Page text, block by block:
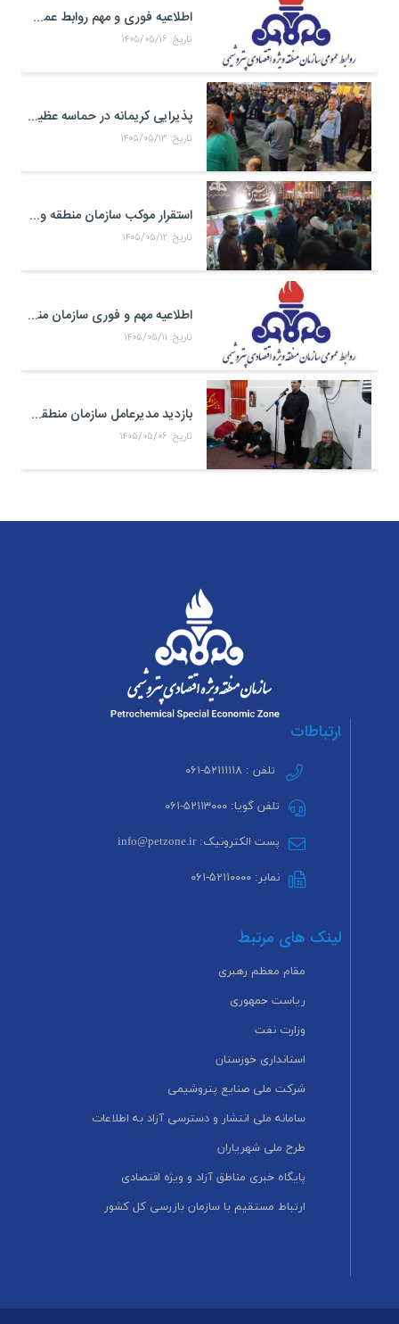
اطلاعیه فوری و مهم روابط عمومی و سخنگوی کمیته مدیریت بحران منطقه ويژه اقتصادی پتروشيمی
تاریخ: ۱۴۰۵/۰۵/۱۶
پذیرایی کریمانه در حماسه عظیم اربعین حسینی
تاریخ: ۱۴۰۵/۰۵/۱۳
استقرار موکب سازمان منطقه ویژه اقتصادی پتروشیمی در محل تجمعات مردمی در میدان امام بندر ماهشهر
تاریخ: ۱۴۰۵/۰۵/۱۲
اطلاعیه مهم و فوری سازمان منطقه ویژه اقتصادی پتروشیمی
تاریخ: ۱۴۰۵/۰۵/۱۱
بازدید مدیرعامل سازمان منطقه ویژه اقتصادی پتروشیمی از موکب حضرت علی اکبر(ع) کارکنان منطقه ویژه اقتصادی پتروشیمی در مرز شلمچه
تاریخ: ۱۴۰۵/۰۵/۰۶
ارتباطات
تلفن : ۵۲۱۱۱۱۱۸-۰۶۱
تلفن گویا: ۵۲۱۱۳۰۰۰-۰۶۱
پست الکترونیک: info@petzone.ir
نمابر: ۵۲۱۱۰۰۰۰-۰۶۱
لینک های مرتبط
مقام معظم رهبری
ریاست جمهوری
وزارت نفت
استانداری خوزستان
شرکت ملی صنایع پتروشیمی
سامانه ملی انتشار و دسترسی آزاد به اطلاعات
طرح ملی شهریاران
پایگاه خبری مناطق آزاد و ویژه اقتصادی
ارتباط مستقیم با سازمان بازرسی کل کشور